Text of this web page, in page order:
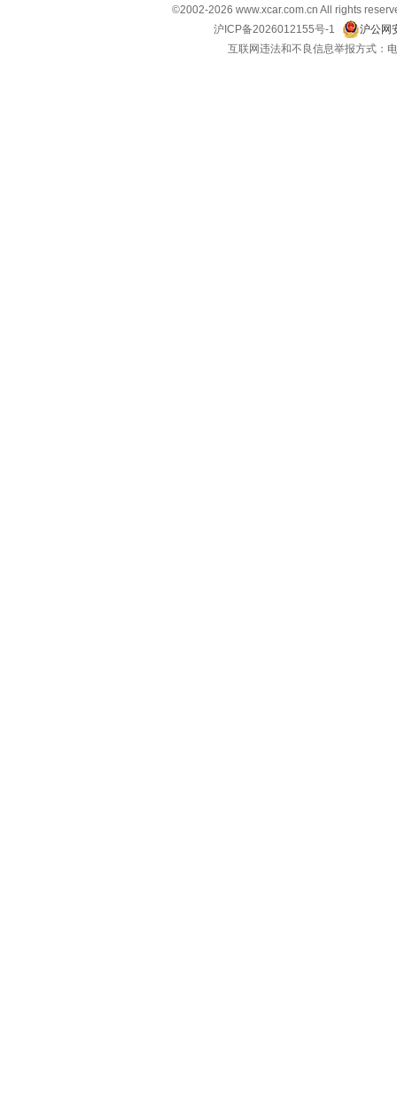
©2002-2026 www.xcar.com.cn All rights
沪ICP备2026012155号-1
沪公网
互联网违法和不良信息举报方式：